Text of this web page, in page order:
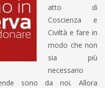
atto di
Coscienza e
Civiltà e fare in
modo che non
sia più
necessario
sono da noi. Allora